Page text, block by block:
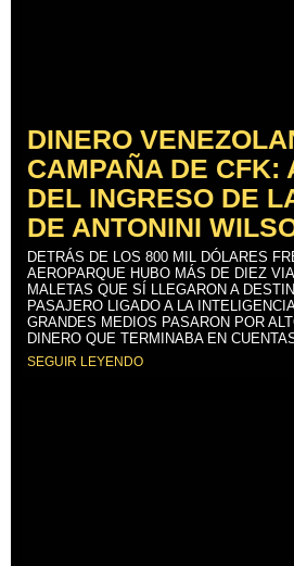
DINERO
CAMPAÑA DE CFK:
DEL INGRESO DE
DE ANTONINI
DETRÁS DE LOS 800 MIL DÓLARES
AEROPARQUE HUBO MÁS DE DIEZ
MALETAS QUE SÍ LLEGARON A
PASAJERO LIGADO A LA
GRANDES MEDIOS PASARON POR
DINERO QUE TERMINABA EN
SEGUIR LEYENDO